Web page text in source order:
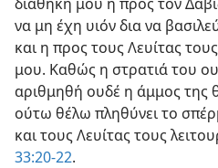
να μη έχη υιόν δια να
και η προς τους Λευίτας
μου. Καθώς η στρατιά του
αριθμηθή ουδέ η άμμος της
ούτω θέλω πληθύνει το
και τους Λευίτας τους
33:20-22.